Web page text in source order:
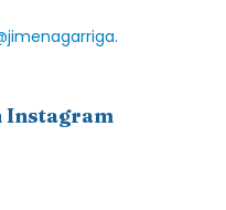
Instagram